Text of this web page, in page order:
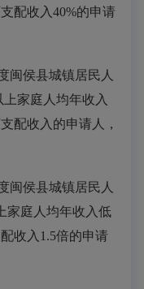
配收入 40%的申请
闽侯县城镇居民人
家庭人均年收入
配收入的申请人，
闽侯县城镇居民人
家庭人均年收入低
收入1.5倍的申请